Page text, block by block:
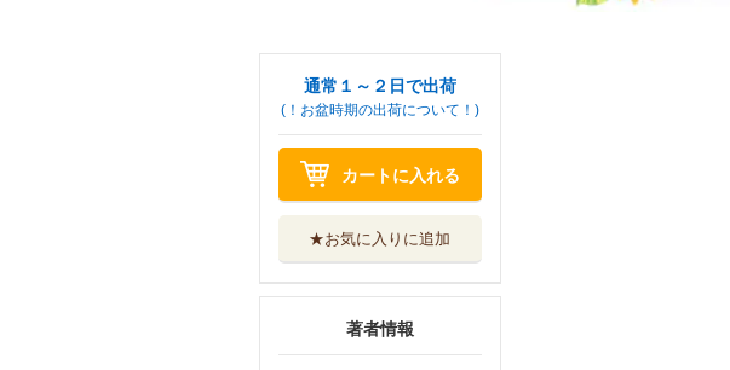
通常１～２日で出荷
(！お盆時期の出荷について！)
カートに入れる
★お気に入りに追加
著者情報